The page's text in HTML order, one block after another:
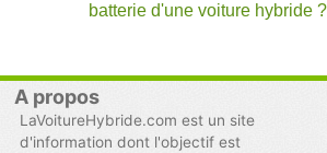
batterie d'une voiture hybride ?
A propos
LaVoitureHybride.com est un site
d'information dont l'objectif est